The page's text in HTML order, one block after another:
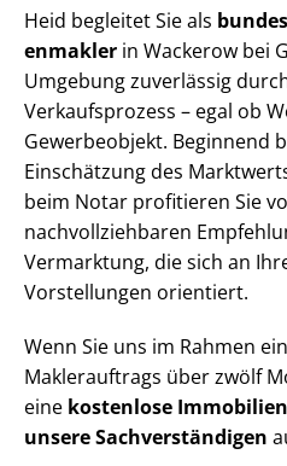
Heid begleitet Sie als
en­mak­ler in Wackerow bei
Umgebung zuverlässig
Verkaufsprozess – egal ob
Gewerbeobjekt. Beginnend
Einschätzung des
beim Notar profitieren Sie
nach­voll­zieh­ba­ren
Vermarktung, die sich an
Vorstellungen orientiert.
Wenn Sie uns im Rahmen
Maklerauftrags über zwölf
eine kostenlose
unsere Sach­ver­stän­di­gen